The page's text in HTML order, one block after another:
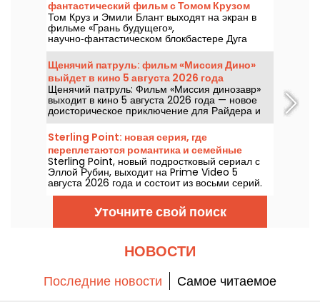
фантастический фильм с Томом Крузом
выходит на Netflix
Том Круз и Эмили Блант выходят на экран в
фильме «Грань будущего»,
научно‑фантастическом блокбастере Дуга
Лаймана, который будет доступен на Netflix с
6 августа 2026 года.
Щенячий патруль: фильм «Миссия Дино»
выйдет в кино 5 августа 2026 года
Щенячий патруль: Фильм «Миссия динозавр»
выходит в кино 5 августа 2026 года — новое
доисторическое приключение для Райдера и
его команды.
Sterling Point: новая серия, где
переплетаются романтика и семейные
секреты, выходит на Prime Video
Sterling Point, новый подростковый сериал с
Эллой Рубин, выходит на Prime Video 5
августа 2026 года и состоит из восьми серий.
Уточните свой поиск
НОВОСТИ
Последние новости Самое читаемое